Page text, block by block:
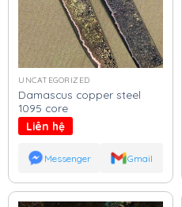
UNCATEGORIZED
Damascus copper steel
1095 core
Liên hệ
Messenger Gmail